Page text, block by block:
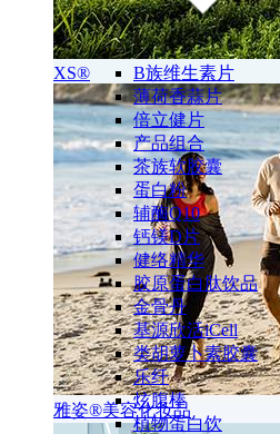
XS®
雅姿®美容化妆品
B族维生素片
薄荷香蒜片
倍立健片
产品组合
茶族软胶囊
蛋白粉
辅酶Q10
钙镁D片
健络精华
胶原蛋白肽饮品
金骨丹
基源欣活iCell
类胡萝卜素胶囊
乐纤
炫腹棒
植物蛋白饮